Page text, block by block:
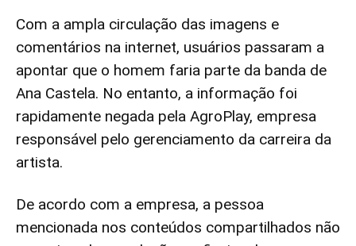
Com a ampla circulação das imagens e
comentários na internet, usuários passaram a
apontar que o homem faria parte da banda de
Ana Castela. No entanto, a informação foi
rapidamente negada pela AgroPlay, empresa
responsável pelo gerenciamento da carreira da
artista.
De acordo com a empresa, a pessoa
mencionada nos conteúdos compartilhados não